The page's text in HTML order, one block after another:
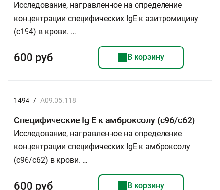
Исследование, направленное на определение
концентрации специфических IgE к азитромицину
(с194) в крови. …
600 руб В корзину
1494 / A09.05.118
Специфические Ig E к амброксолу (c96/с62)
Исследование, направленное на определение
концентрации специфических IgE к амброксолу
(c96/с62) в крови. …
600 руб В корзину